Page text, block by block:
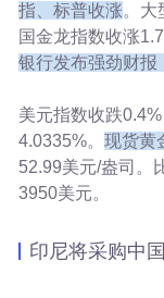
指、标普收涨。大
国金龙指数收涨
银行发布强劲财报
美元指数收跌
4.0335%。 现货黄
52.99美元/盎司。
3950美元。
印尼将采购中